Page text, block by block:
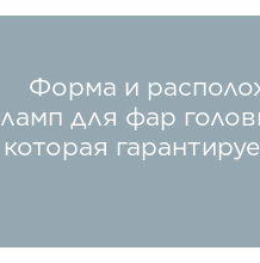
Форма и
ламп для фар
которая